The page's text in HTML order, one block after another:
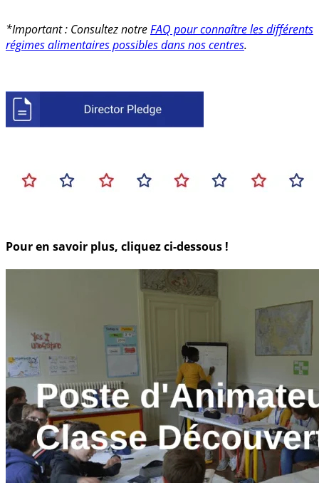
*Important : Consultez notreFAQ pour connaître les différents
régimes alimentaires possibles dans nos centres.
Pour en savoir plus, cliquez ci-dessous !